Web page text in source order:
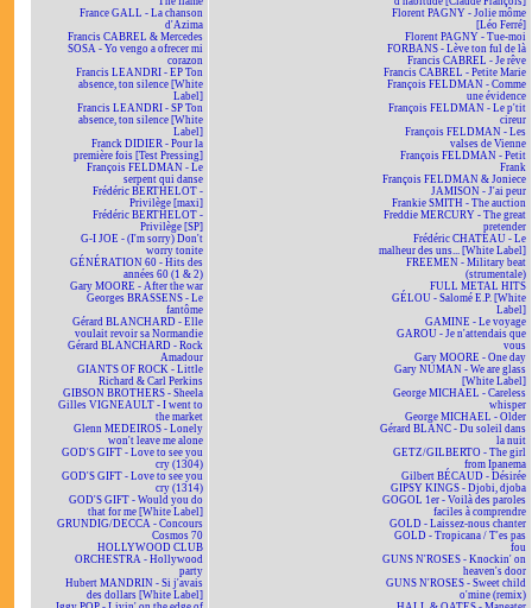
France GALL - La chanson
d'Azima
Francis CABREL & Mercedes
SOSA - Yo vengo a ofrecer mi
corazon
Francis LEANDRI - EP Ton
absence, ton silence [White
Label]
Francis LEANDRI - SP Ton
absence, ton silence [White
Label]
Franck DIDIER - Pour la
première fois [Test Pressing]
François FELDMAN - Le
serpent qui danse
Frédéric BERTHELOT -
Privilège [maxi]
Frédéric BERTHELOT -
Privilège [SP]
G-I JOE - (I'm sorry) Don't
worry tonite
GÉNÉRATION 60 - Hits des
années 60 (1 & 2)
Gary MOORE - After the war
Georges BRASSENS - Le
fantôme
Gérard BLANCHARD - Elle
voulait revoir sa Normandie
Gérard BLANCHARD - Rock
Amadour
GIANTS OF ROCK - Little
Richard & Carl Perkins
GIBSON BROTHERS - Sheela
Gilles VIGNEAULT - I went to
the market
Glenn MEDEIROS - Lonely
won't leave me alone
GOD'S GIFT - Love to see you
cry (1304)
GOD'S GIFT - Love to see you
cry (1314)
GOD'S GIFT - Would you do
that for me [White Label]
GRUNDIG/DECCA - Concours
Cosmos 70
HOLLYWOOD CLUB
ORCHESTRA - Hollywood
party
Hubert MANDRIN - Si j'avais
des dollars [White Label]
Florent PAGNY - Jolie môme
[Léo Ferré]
Florent PAGNY - Tue-moi
FORBANS - Lève ton ful de là
Francis CABREL - Je rêve
Francis CABREL - Petite Marie
François FELDMAN - Comme
une évidence
François FELDMAN - Le p'tit
cireur
François FELDMAN - Les
valses de Vienne
François FELDMAN - Petit
Frank
François FELDMAN & Joniece
JAMISON - J'ai peur
Frankie SMITH - The auction
Freddie MERCURY - The great
pretender
Frédéric CHATEAU - Le
malheur des uns... [White Label]
FREEMEN - Military beat
(strumentale)
FULL METAL HITS
GÉLOU - Salomé E.P. [White
Label]
GAMINE - Le voyage
GAROU - Je n'attendais que
vous
Gary MOORE - One day
Gary NUMAN - We are glass
[White Label]
George MICHAEL - Careless
whisper
George MICHAEL - Older
Gérard BLANC - Du soleil dans
la nuit
GETZ/GILBERTO - The girl
from Ipanema
Gilbert BÉCAUD - Désirée
GIPSY KINGS - Djobi, djoba
GOGOL 1er - Voilà des paroles
faciles à comprendre
GOLD - Laissez-nous chanter
GOLD - Tropicana / T'es pas
fou
GUNS N'ROSES - Knockin' on
heaven's door
GUNS N'ROSES - Sweet child
o'mine (remix)